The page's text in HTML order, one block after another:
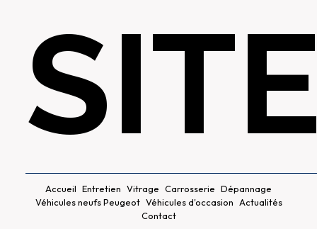
Accueil Entretien Vitrage Carrosserie Dépannage
Véhicules neufs Peugeot Véhicules d'occasion Actualités
Contact